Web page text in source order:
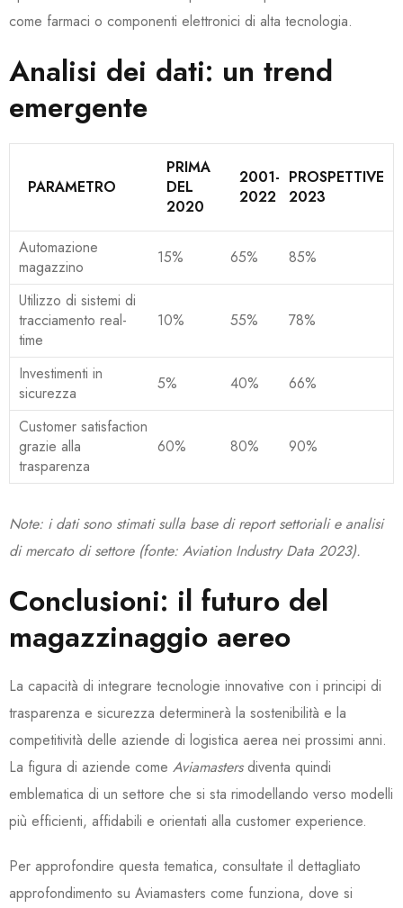
come farmaci o componenti elettronici di alta tecnologia.
Analisi dei dati: un trend
emergente
PARAMETRO
PRIMA
DEL
2020
2001-
2022
PROSPETTIVE
2023
Automazione
magazzino
15% 65% 85%
Utilizzo di sistemi di
tracciamento real-
time
10% 55% 78%
Investimenti in
sicurezza
5% 40% 66%
Customer satisfaction
grazie alla
trasparenza
60% 80% 90%
Note: i dati sono stimati sulla base di report settoriali e analisi
di mercato di settore (fonte: Aviation Industry Data 2023).
Conclusioni: il futuro del
magazzinaggio aereo
La capacità di integrare tecnologie innovative con i principi di
trasparenza e sicurezza determinerà la sostenibilità e la
competitività delle aziende di logistica aerea nei prossimi anni.
La figura di aziende come Aviamastersdiventa quindi
emblematica di un settore che si sta rimodellando verso modelli
più efficienti, affidabili e orientati alla customer experience.
Per approfondire questa tematica, consultate il dettagliato
approfondimento su Aviamasters come funziona, dove si